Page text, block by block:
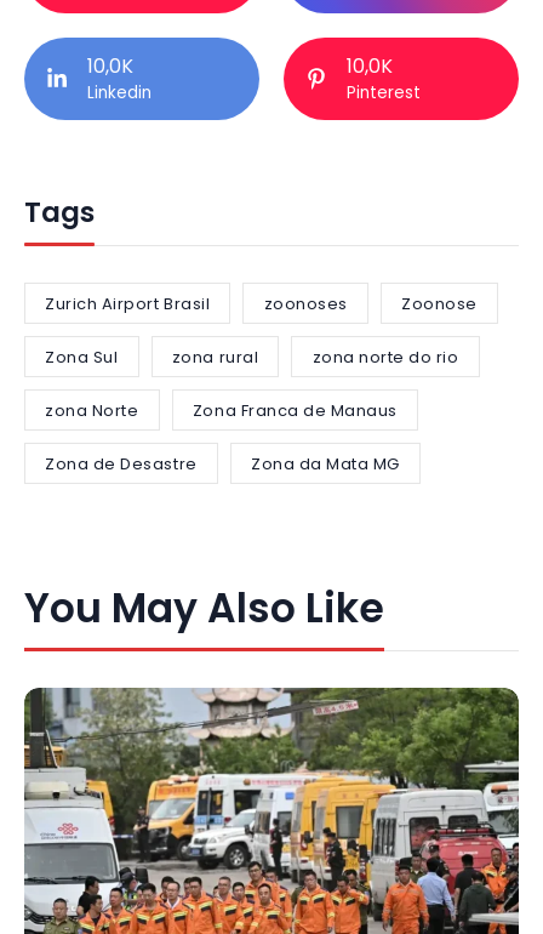
10,0K
Linkedin
10,0K
Pinterest
Tags
Zurich Airport Brasil zoonoses Zoonose
Zona Sul zona rural zona norte do rio
zona Norte Zona Franca de Manaus
Zona de Desastre Zona da Mata MG
You May Also Like